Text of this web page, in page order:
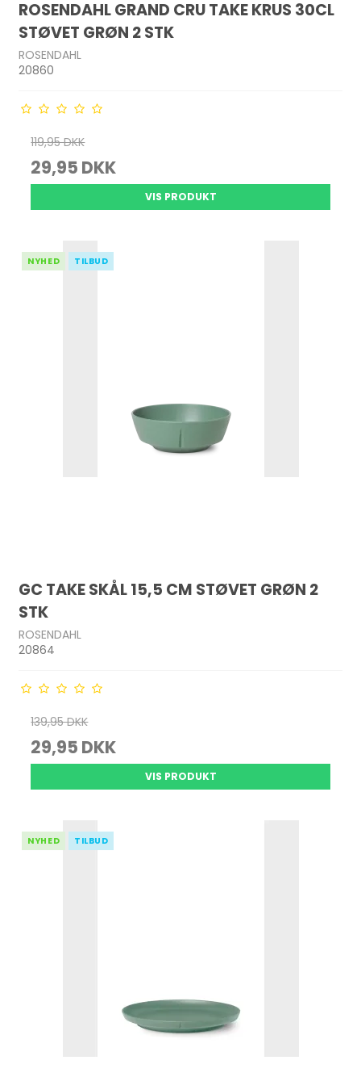
ROSENDAHL GRAND CRU TAKE KRUS 30CL
STØVET GRØN 2 STK
ROSENDAHL
20860
119,95 DKK
29,95 DKK
VIS PRODUKT
NYHED TILBUD
GC TAKE SKÅL 15,5 CM STØVET GRØN 2
STK
ROSENDAHL
20864
139,95 DKK
29,95 DKK
VIS PRODUKT
NYHED TILBUD